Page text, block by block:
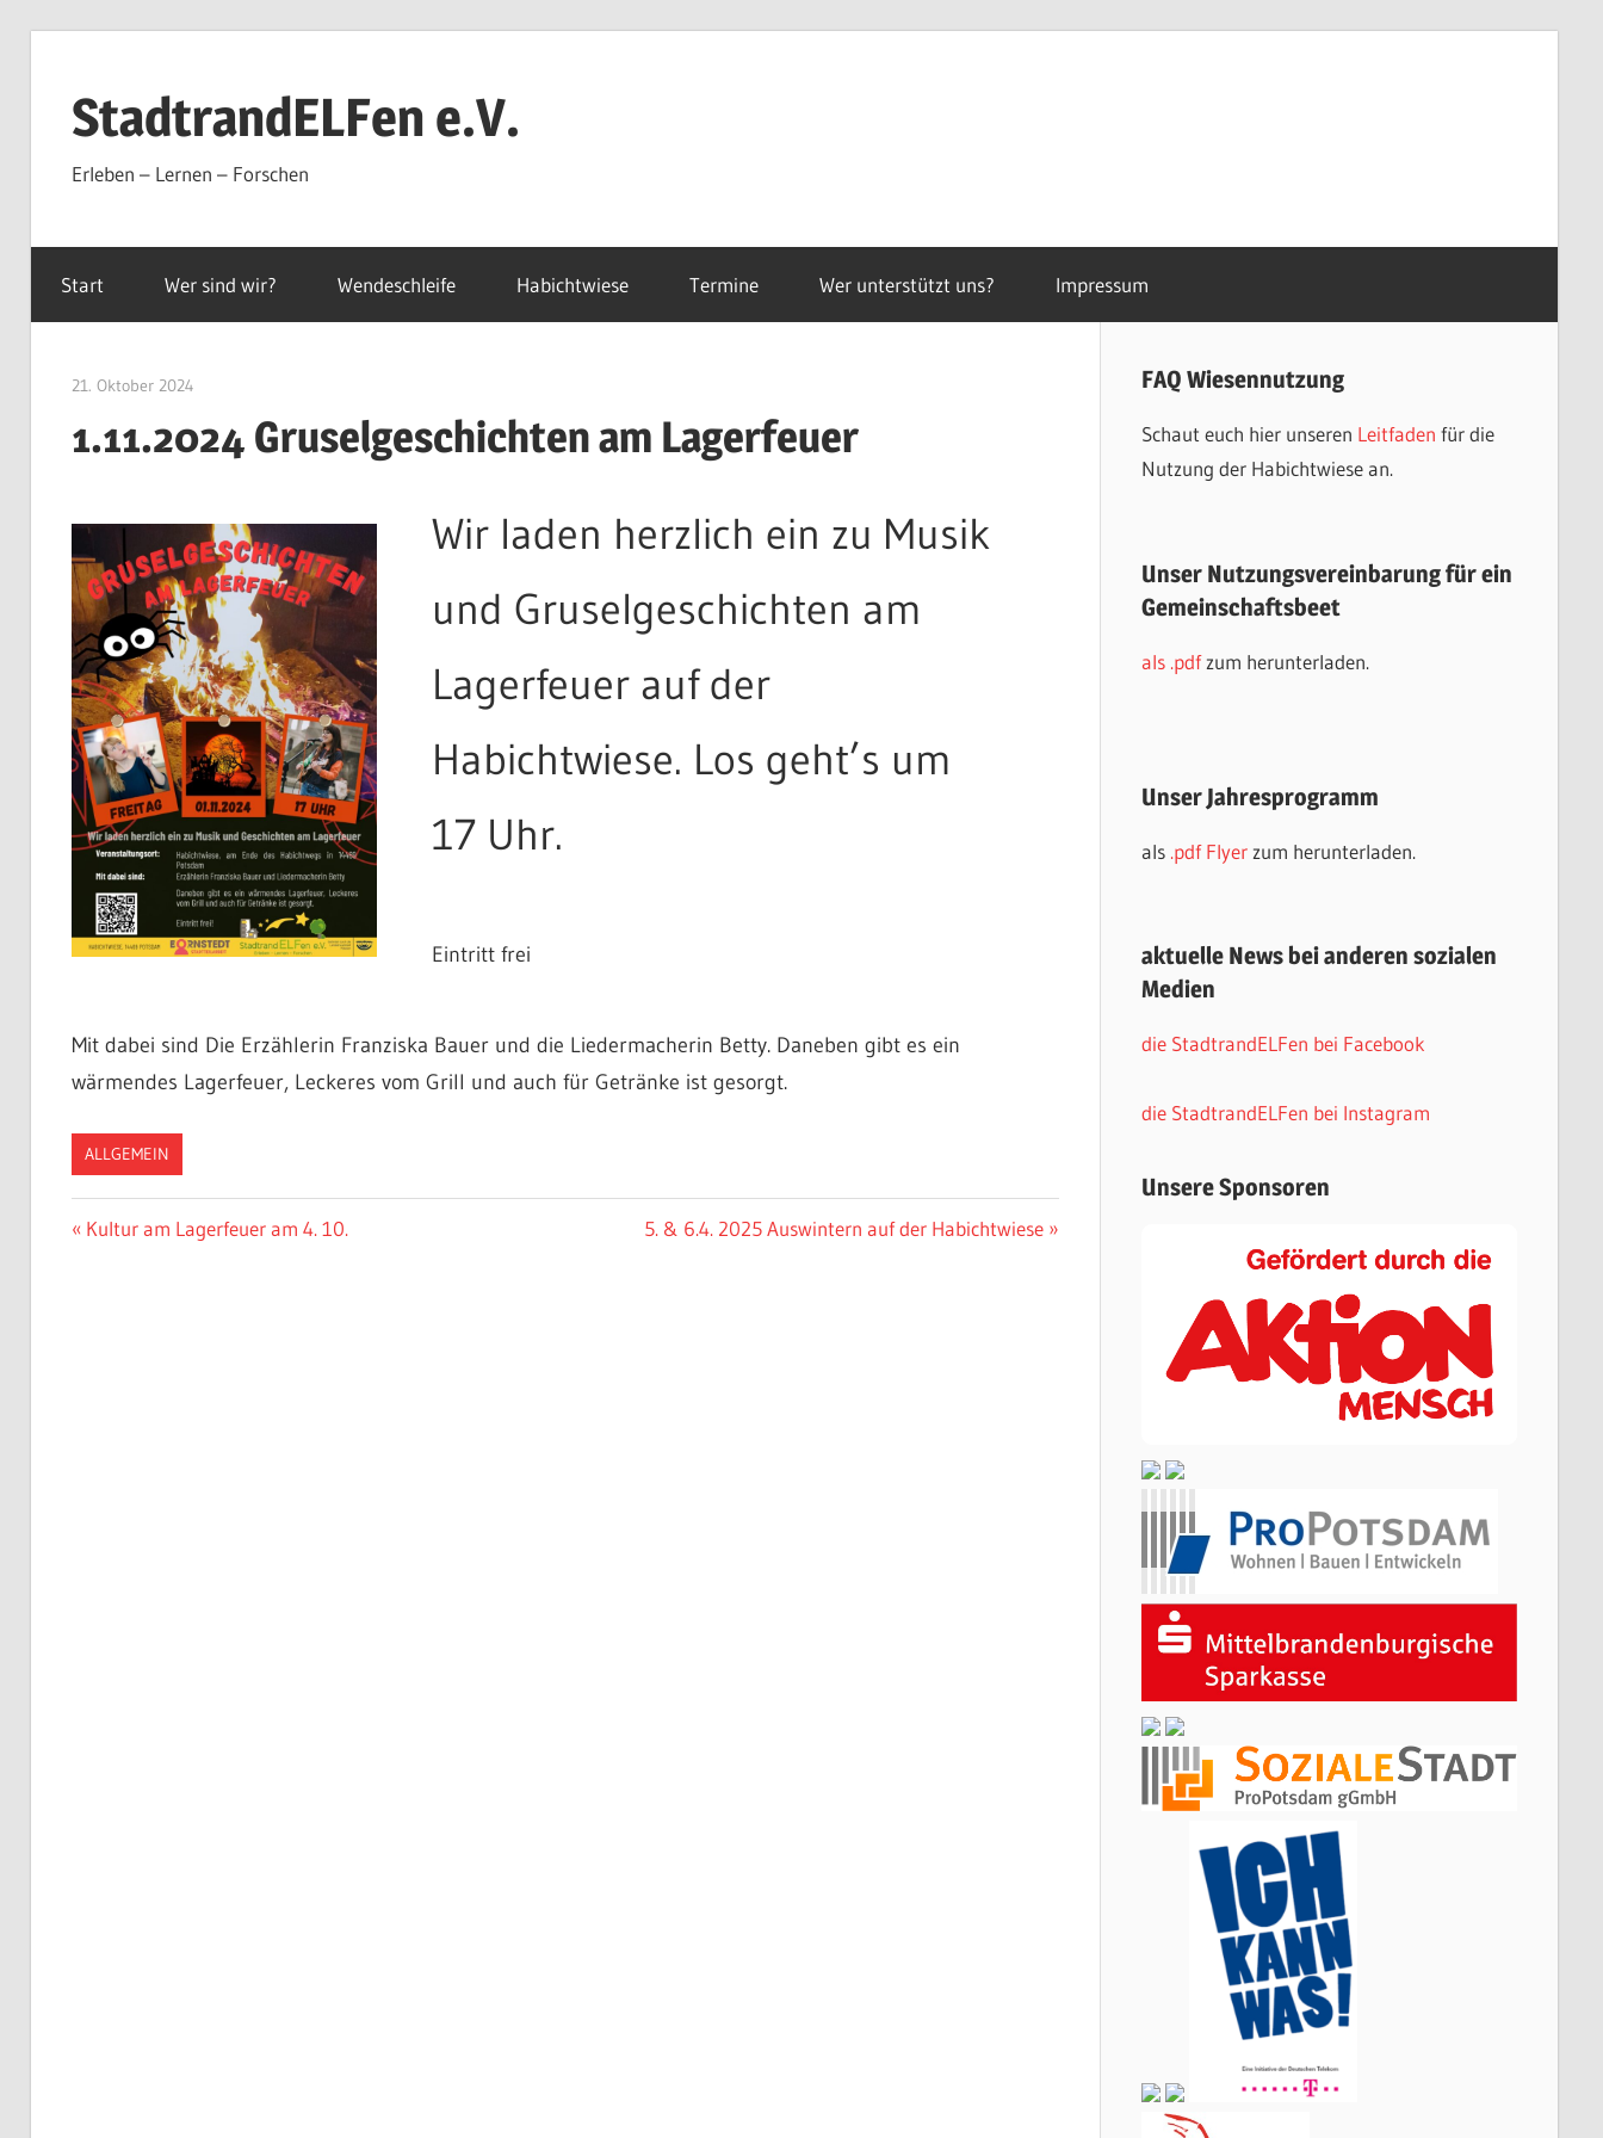
springenStadtrandELFen e.V.
Erleben – Lernen – Forschen
Start Wer sind wir? Wendeschleife Habichtwiese Termine Wer unterstützt uns? Impressum
21. Oktober 2024
1.11.2024 Gruselgeschichten am Lagerfeuer
Wir laden herzlich ein zu Musik
und Gruselgeschichten am
Lagerfeuer auf der
Habichtwiese. Los geht’s um
17 Uhr.
Eintritt frei
Mit dabei sind Die Erzählerin Franziska Bauer und die Liedermacherin Betty. Daneben gibt es ein
wärmendes Lagerfeuer, Leckeres vom Grill und auch für Getränke ist gesorgt.
ALLGEMEIN
Beitragsnavigation
Vorheriger
Kultur am Lagerfeuer am 4. 10.
Nächster
5. & 6.4. 2025 Auswintern auf der Habichtwiese
FAQ Wiesennutzung
Schaut euch hier unseren Leitfaden für die
Nutzung der Habichtwiese an.
Unser Nutzungsvereinbarung für ein
Gemeinschaftsbeet
als .pdfzum herunterladen.
Unser Jahresprogramm
als .pdf Flyerzum herunterladen.
aktuelle News bei anderen sozialen
Medien
die StadtrandELFen bei Facebook
die StadtrandELFen bei Instagram
Unsere Sponsoren